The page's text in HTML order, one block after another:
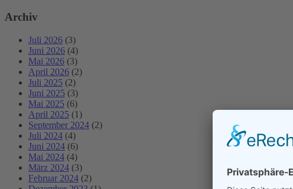
Archiv
Juli 2026 (3)
Juni 2026 (4)
Mai 2026 (3)
April 2026 (2)
Juli 2025 (2)
Juni 2025 (3)
Mai 2025 (6)
April 2025 (1)
September 2024 (2)
Juli 2024 (4)
Juni 2024 (6)
Mai 2024 (4)
März 2024 (3)
Februar 2024 (2)